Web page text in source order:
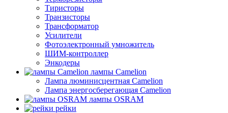
Тиристоры
Транзисторы
Трансформатор
Усилители
Фотоэлектронный умножитель
ШИМ-контроллер
Энкодеры
лампы Camelion
Лампа люминисцентная Сamelion
Лампа энергосберегающая Сamelion
лампы OSRAM
рейки